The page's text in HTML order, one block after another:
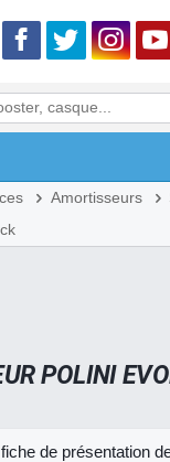
Amortisseurs
POLINI
de présentation